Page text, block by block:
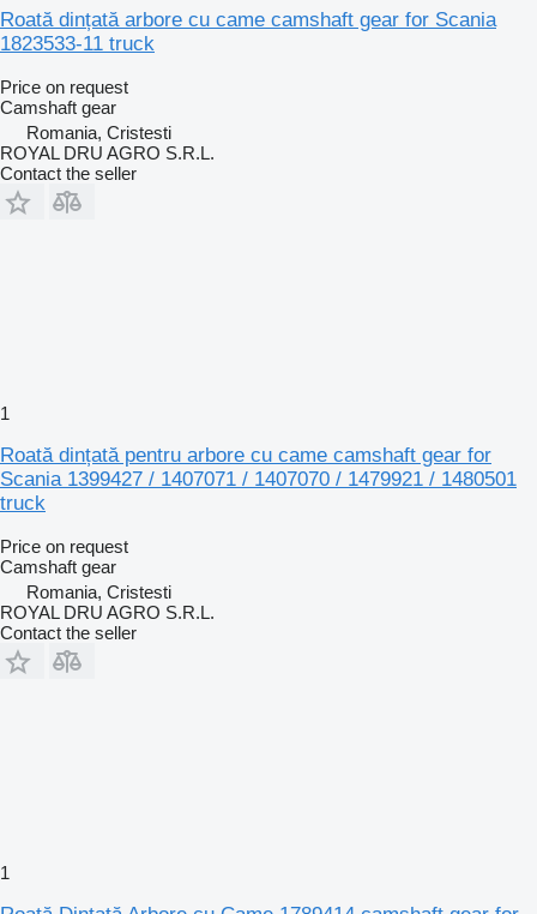
Roată dințată arbore cu came camshaft gear for Scania
1823533-11 truck
Price on request
Camshaft gear
Romania, Cristesti
ROYAL DRU AGRO S.R.L.
Contact the seller
1
Roată dințată pentru arbore cu came camshaft gear for
Scania 1399427 / 1407071 / 1407070 / 1479921 / 1480501
truck
Price on request
Camshaft gear
Romania, Cristesti
ROYAL DRU AGRO S.R.L.
Contact the seller
1